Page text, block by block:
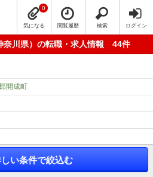
気になる
0
閲覧履歴 検索 ログイン
奈川県）の転職・求人情報 44件
開成町
い条件で絞込む